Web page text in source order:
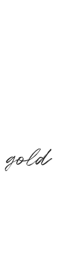
gold